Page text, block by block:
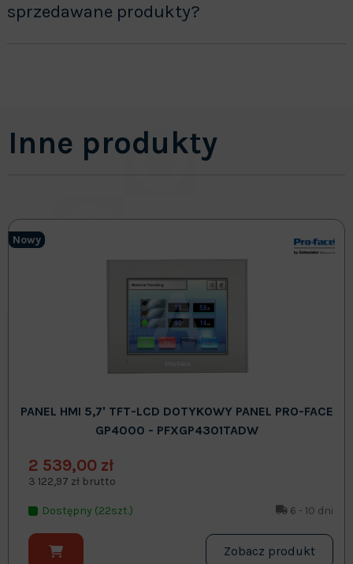
sprzedawane produkty?
Inne produkty
Nowy
PANEL HMI 5,7' TFT-LCD DOTYKOWY PANEL PRO-FACE
GP4000 - PFXGP4301TADW
2 539,00 zł
3 122,97 zł brutto
Dostępny (22szt.) 6 - 10 dni
Zobacz produkt